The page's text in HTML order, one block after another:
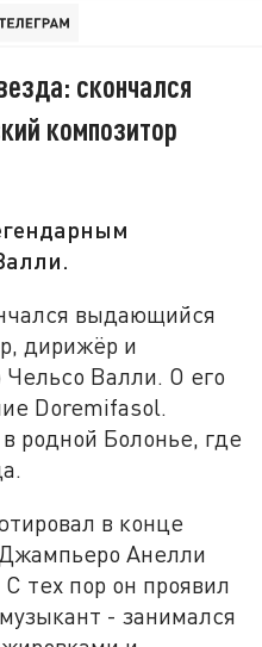
скончался
композитор
выдающийся
дирижёр и
Валли. О его
Doremifasol.
родной Болонье, где
в конце
Джампьеро Анелли
тех пор он проявил
- занимался